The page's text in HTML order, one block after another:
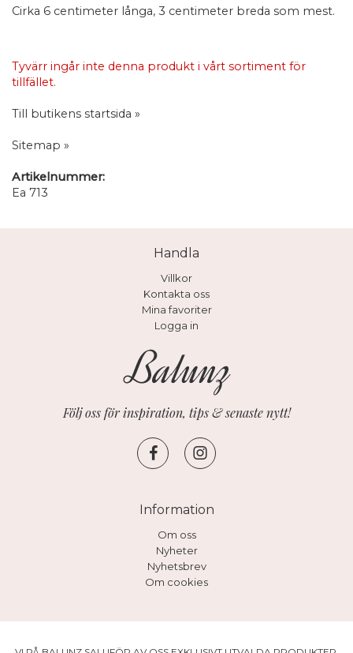
Cirka 6 centimeter långa, 3 centimeter breda som mest.
Tyvärr ingår inte denna produkt i vårt sortiment för
tillfället.
Till butikens startsida »
Sitemap »
Artikelnummer:
Ea 713
Handla
Villkor
Kontakta oss
Mina favoriter
Logga in
Följ oss för inspiration, tips & senaste nytt!
Information
Om oss
Nyheter
Nyhetsbrev
Om cookies